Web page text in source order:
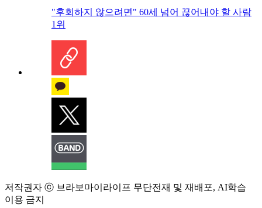
"후회하지 않으려면" 60세 넘어 끊어내야 할 사람
1위
저작권자 ⓒ 브라보마이라이프 무단전재 및 재배포, AI학습
이용 금지